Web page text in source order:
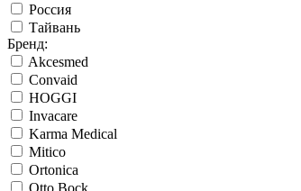
Россия
Тайвань
Бренд:
Akcesmed
Convaid
HOGGI
Invacare
Karma Medical
Mitico
Ortonica
Otto Bock